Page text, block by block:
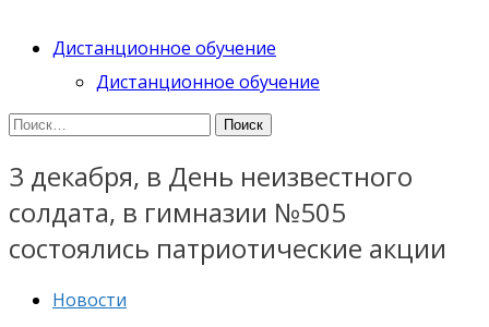
Дистанционное обучение
Дистанционное обучение
Найти:
3 декабря, в День неизвестного
солдата, в гимназии №505
состоялись патриотические акции
Новости